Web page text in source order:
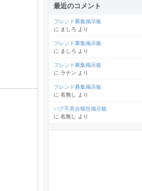
最近のコメント
フレンド募集掲示板
に ましろ より
フレンド募集掲示板
に ましろ より
フレンド募集掲示板
に ラナン より
フレンド募集掲示板
に 名無し より
バグ不具合報告掲示板
に 名無し より